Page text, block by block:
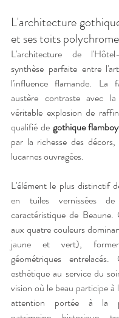
L'architecture
et ses toits
L'architecture de
synthèse parfaite entre
l'influence flamande. La
austère contraste avec
véritable explosion de
qualifié de gothique
par la richesse des
lucarnes ouvragées.
L'élément le plus distinctif
en tuiles vernissées
caractéristique de Beaune.
aux quatre couleurs
jaune et vert),
géométriques entrelacés.
esthétique au service du
vision où le beau participe
attention portée à la